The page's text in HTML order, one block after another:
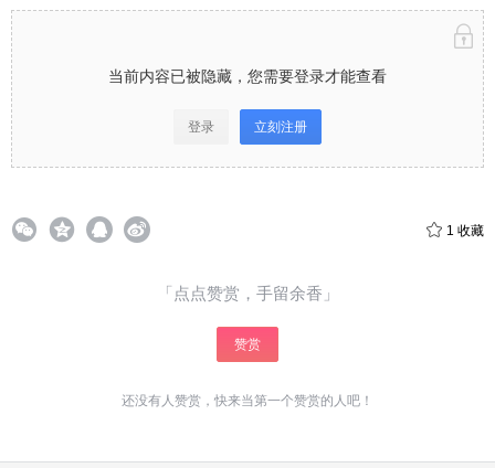
当前内容已被隐藏，您需要登录才能查看
登录 立刻注册
1 收藏
「点点赞赏，手留余香」
赞赏
还没有人赞赏，快来当第一个赞赏的人吧！
2 元
50 元
¥